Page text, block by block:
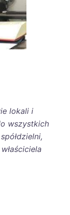
lokali i
wszystkich